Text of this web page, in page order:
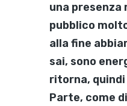
una
pubblico
alla fine
sai, sono
ritorna,
Parte, come